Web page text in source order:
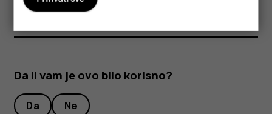
Da li vam je ovo bilo korisno?
Da Ne